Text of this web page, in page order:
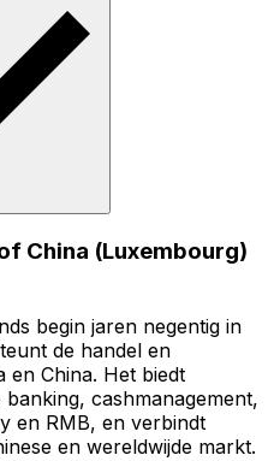
China (Luxembourg)
begin jaren negentig in
de handel en
en China. Het biedt
cashmanagement,
en RMB, en verbindt
en wereldwijde markt.